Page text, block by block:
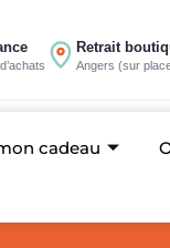
Retrait
Angers (sur
cadeau